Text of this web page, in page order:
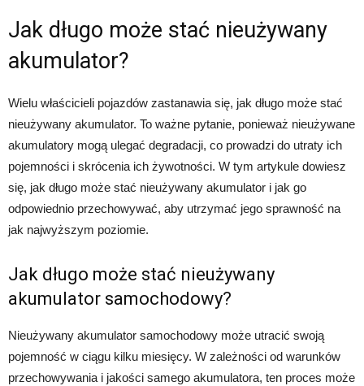
Jak długo może stać nieużywany
akumulator?
Wielu właścicieli pojazdów zastanawia się, jak długo może stać
nieużywany akumulator. To ważne pytanie, ponieważ nieużywane
akumulatory mogą ulegać degradacji, co prowadzi do utraty ich
pojemności i skrócenia ich żywotności. W tym artykule dowiesz
się, jak długo może stać nieużywany akumulator i jak go
odpowiednio przechowywać, aby utrzymać jego sprawność na
jak najwyższym poziomie.
Jak długo może stać nieużywany
akumulator samochodowy?
Nieużywany akumulator samochodowy może utracić swoją
pojemność w ciągu kilku miesięcy. W zależności od warunków
przechowywania i jakości samego akumulatora, ten proces może